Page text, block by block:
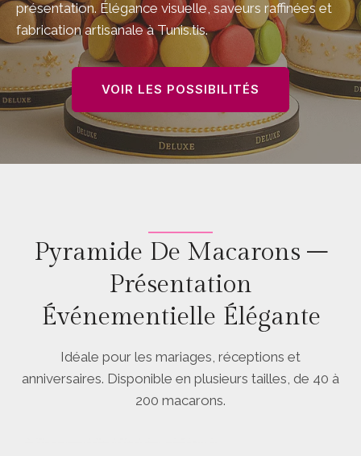
présentation. Élégance visuelle, saveurs raffinées et
fabrication artisanale à Tunis.tis.
VOIR LES POSSIBILITÉS
Pyramide De Macarons –
Présentation
Événementielle Élégante
Idéale pour les mariages, réceptions et
anniversaires. Disponible en plusieurs tailles, de 40 à
200 macarons.